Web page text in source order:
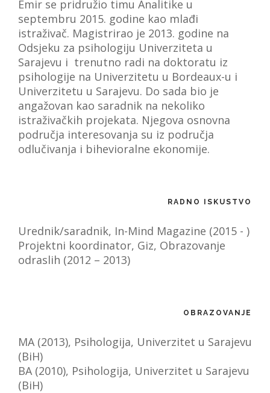
O NAMA
SEARCH
Emir se pridružio timu Analitike u
septembru 2015. godine kao mlađi
istraživač. Magistrirao je 2013. godine na
Odsjeku za psihologiju Univerziteta u
Sarajevu i trenutno radi na doktoratu iz
psihologije na Univerzitetu u Bordeaux-u i
Univerzitetu u Sarajevu. Do sada bio je
angažovan kao saradnik na nekoliko
istraživačkih projekata. Njegova osnovna
područja interesovanja su iz područja
odlučivanja i bihevioralne ekonomije.
RADNO ISKUSTVO
Urednik/saradnik, In-Mind Magazine (2015 - )
Projektni koordinator, Giz, Obrazovanje
odraslih (2012 – 2013)
OBRAZOVANJE
MA (2013), Psihologija, Univerzitet u Sarajevu
(BiH)
BA (2010), Psihologija, Univerzitet u Sarajevu
(BiH)